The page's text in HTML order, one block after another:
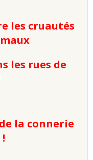
les cruautés
les rues de
la connerie